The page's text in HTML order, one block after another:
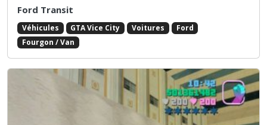
Ford Transit
Véhicules GTA Vice City Voitures
Ford
Fourgon / Van